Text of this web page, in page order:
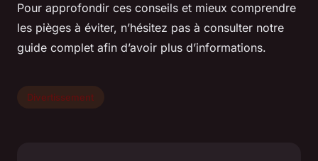
Pour approfondir ces conseils et mieux comprendre
les pièges à éviter, n’hésitez pas à consulter notre
guide complet afin d’avoir plus d’informations.
Divertissement